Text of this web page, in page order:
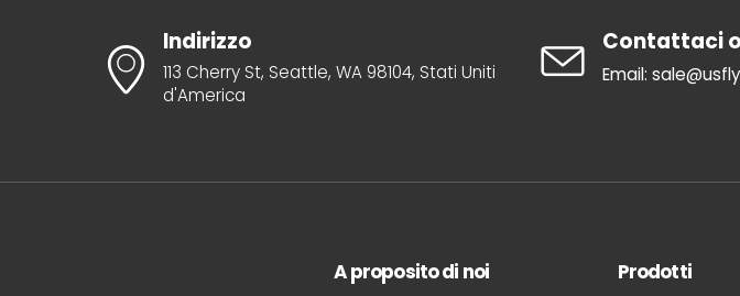
Indirizzo
113 Cherry St, Seattle, WA 98104, Stati Uniti
d'America
Contattaci
Email:
A proposito di noi Prodotti